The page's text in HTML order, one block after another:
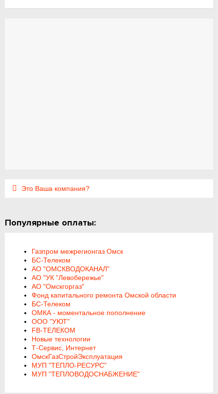
Это Ваша компания?
Популярные оплаты:
Газпром межрегионгаз Омск
БС-Телеком
АО "ОМСКВОДОКАНАЛ"
АО "УК "Левобережье"
АО "Омскгоргаз"
Фонд капитального ремонта Омской области
БС-Телеком
ОМКА - моментальное пополнение
ООО "УЮТ"
FB-ТЕЛЕКОМ
Новые технологии
Т-Сервис, Интернет
ОмскГазСтройЭксплуатация
МУП "ТЕПЛО-РЕСУРС"
МУП "ТЕПЛОВОДОСНАБЖЕНИЕ"